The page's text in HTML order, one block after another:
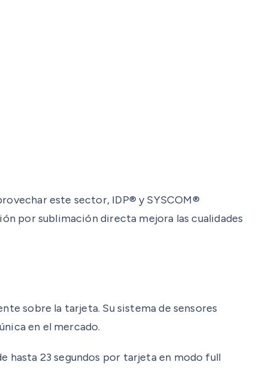
este sector, IDP® y SYSCOM®
por sublimación directa mejora las cualidades
sobre la tarjeta. Su sistema de sensores
en el mercado.
hasta 23 segundos por tarjeta en modo full